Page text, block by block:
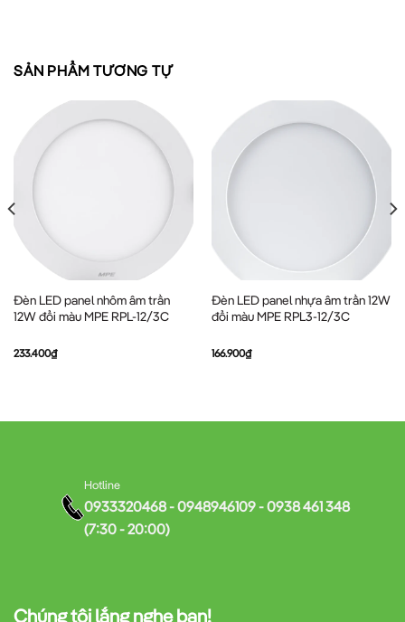
SẢN PHẨM TƯƠNG TỰ
Đèn LED panel nhôm âm trần
12W đổi màu MPE RPL-12/3C
233.400₫
Đèn LED panel nhựa âm trần 12W
đổi màu MPE RPL3-12/3C
166.900₫
Chúng tôi lắng nghe bạn!
Hotline
0933320468 - 0948946109 - 0938 461 348
(7:30 - 20:00)